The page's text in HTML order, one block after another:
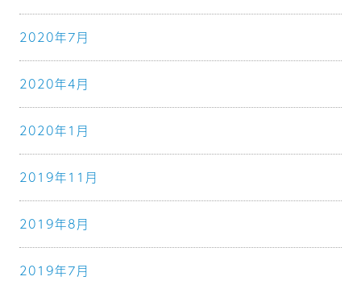
2020年7月
2020年4月
2020年1月
2019年11月
2019年8月
2019年7月